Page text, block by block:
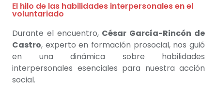
El hilo de las habilidades interpersonales en el
voluntariado
Durante el encuentro, César García-Rincón de
Castro, experto en formación prosocial, nos guió
en una dinámica sobre habilidades
interpersonales esenciales para nuestra acción
social.